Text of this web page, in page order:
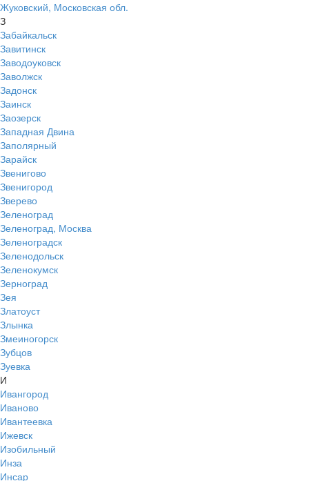
Жуковский, Московская обл.
З
Забайкальск
Завитинск
Заводоуковск
Заволжск
Задонск
Заинск
Заозерск
Западная Двина
Заполярный
Зарайск
Звенигово
Звенигород
Зверево
Зеленоград
Зеленоград, Москва
Зеленоградск
Зеленодольск
Зеленокумск
Зерноград
Зея
Златоуст
Злынка
Змеиногорск
Зубцов
Зуевка
И
Ивангород
Иваново
Ивантеевка
Ижевск
Изобильный
Инза
Инсар